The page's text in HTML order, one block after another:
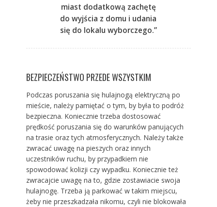
miast dodatkową zachętę
do wyjścia z domu i udania
się do lokalu wyborczego.”
BEZPIECZEŃSTWO PRZEDE WSZYSTKIM
Podczas poruszania się hulajnogą elektryczną po
mieście, należy pamiętać o tym, by była to podróż
bezpieczna. Koniecznie trzeba dostosować
prędkość poruszania się do warunków panujących
na trasie oraz tych atmosferycznych. Należy także
zwracać uwagę na pieszych oraz innych
uczestników ruchu, by przypadkiem nie
spowodować kolizji czy wypadku. Koniecznie też
zwracajcie uwagę na to, gdzie zostawiacie swoja
hulajnogę. Trzeba ją parkować w takim miejscu,
żeby nie przeszkadzała nikomu, czyli nie blokowała